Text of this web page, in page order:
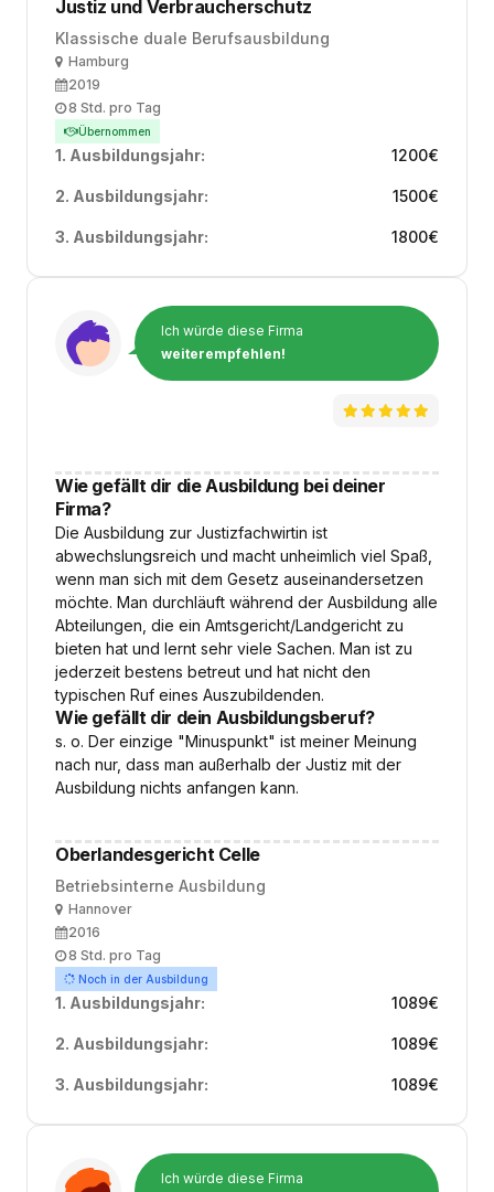
Justiz und Verbraucherschutz
Klassische duale Berufsausbildung
OrtHamburg
Ausbildungsbeginn
2019
Arbeitszeit
8 Std. pro Tag
Übernommen
1. Ausbildungsjahr: 1200€
2. Ausbildungsjahr: 1500€
3. Ausbildungsjahr: 1800€
Ich würde diese Firma
weiterempfehlen!
Wie gefällt dir die Ausbildung bei deiner
Firma?
Die Ausbildung zur Justizfachwirtin ist
abwechslungsreich und macht unheimlich viel Spaß,
wenn man sich mit dem Gesetz auseinandersetzen
möchte. Man durchläuft während der Ausbildung alle
Abteilungen, die ein Amtsgericht/Landgericht zu
bieten hat und lernt sehr viele Sachen. Man ist zu
jederzeit bestens betreut und hat nicht den
typischen Ruf eines Auszubildenden.
Wie gefällt dir dein Ausbildungsberuf?
s. o. Der einzige "Minuspunkt" ist meiner Meinung
nach nur, dass man außerhalb der Justiz mit der
Ausbildung nichts anfangen kann.
Oberlandesgericht Celle
Betriebsinterne Ausbildung
OrtHannover
Ausbildungsbeginn
2016
Arbeitszeit
8 Std. pro Tag
Noch in der Ausbildung
1. Ausbildungsjahr: 1089€
2. Ausbildungsjahr: 1089€
3. Ausbildungsjahr: 1089€
Ich würde diese Firma